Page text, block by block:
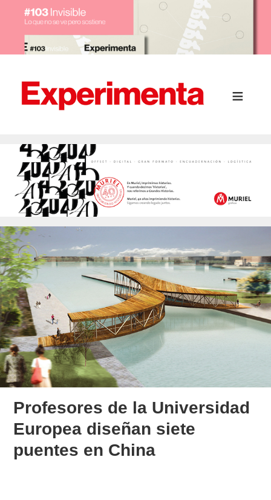
Profesores de la Universidad
Europea diseñan siete
puentes en China